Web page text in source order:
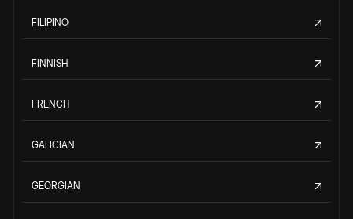
FILIPINO
FINNISH
FRENCH
GALICIAN
GEORGIAN